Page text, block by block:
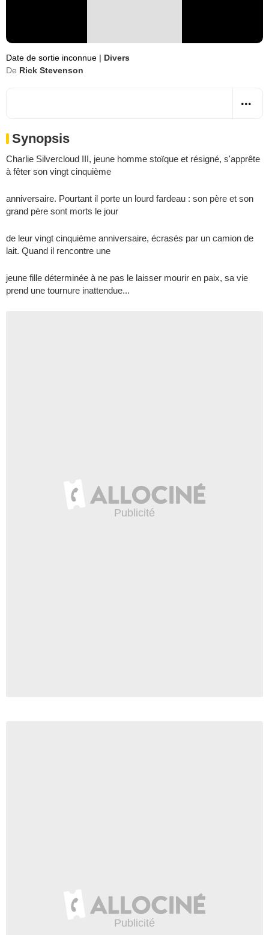
Date de sortie inconnue | Divers
De Rick Stevenson
Synopsis
Charlie Silvercloud III, jeune homme stoïque et résigné, s'apprête
à fêter son vingt cinquième
anniversaire. Pourtant il porte un lourd fardeau : son père et son
grand père sont morts le jour
de leur vingt cinquième anniversaire, écrasés par un camion de
lait. Quand il rencontre une
jeune fille déterminée à ne pas le laisser mourir en paix, sa vie
prend une tournure inattendue...